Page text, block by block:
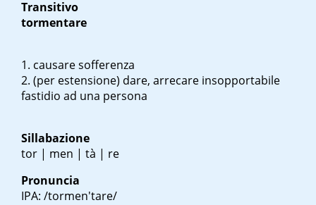
Transitivo
tormentare
causare sofferenza
(per estensione) dare, arrecare insopportabile
fastidio ad una persona
Sillabazione
tor | men | tà | re
Pronuncia
IPA: /tormen'tare/